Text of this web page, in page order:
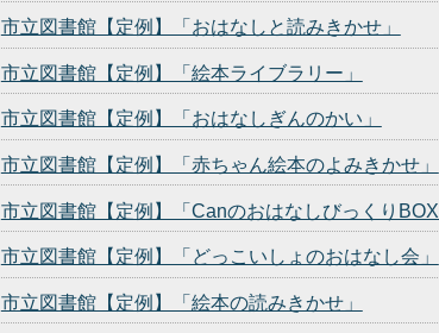
市立図書館【定例】「おはなしと読みきかせ」
市立図書館【定例】「絵本ライブラリー」
市立図書館【定例】「おはなしぎんのかい」
市立図書館【定例】「赤ちゃん絵本のよみきかせ」
市立図書館【定例】「CanのおはなしびっくりBOX
市立図書館【定例】「どっこいしょのおはなし会」
市立図書館【定例】「絵本の読みきかせ」